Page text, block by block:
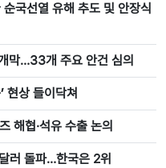
국선열 유해 추도 및 안장식
막…33개 주요 안건 심의
현상 들이닥쳐
해협·석유 수출 논의
러 돌파…한국은 2위